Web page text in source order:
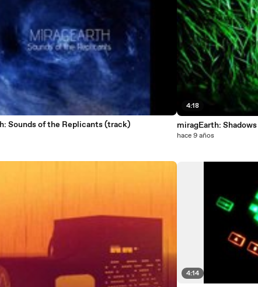
Sounds of the Replicants (track)
4:18
miragEarth:
hace 9 años
4:14